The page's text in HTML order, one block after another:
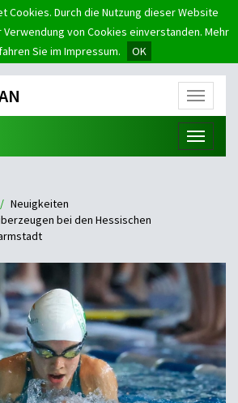
Cookies. Durch die Nutzung dieser Website
von Cookies einverstanden. Mehr
Sie im Impressum.
OK
Menü
Menü
Neuigkeiten
bei den Hessischen